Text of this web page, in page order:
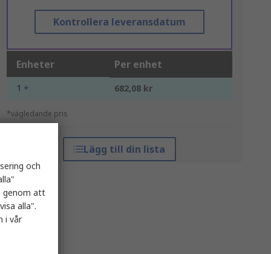
Kontrollera leveransdatum
Enheter Per enhet
1 + 682,08 kr
*vägledande pris
Lägg till din lista
och
genom att
alla".
i vår